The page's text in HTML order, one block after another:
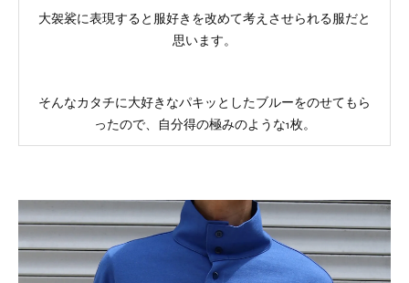
大袈裟に表現すると服好きを改めて考えさせられる服だと
思います。
そんなカタチに大好きなパキッとしたブルーをのせてもら
ったので、自分得の極みのような1枚。